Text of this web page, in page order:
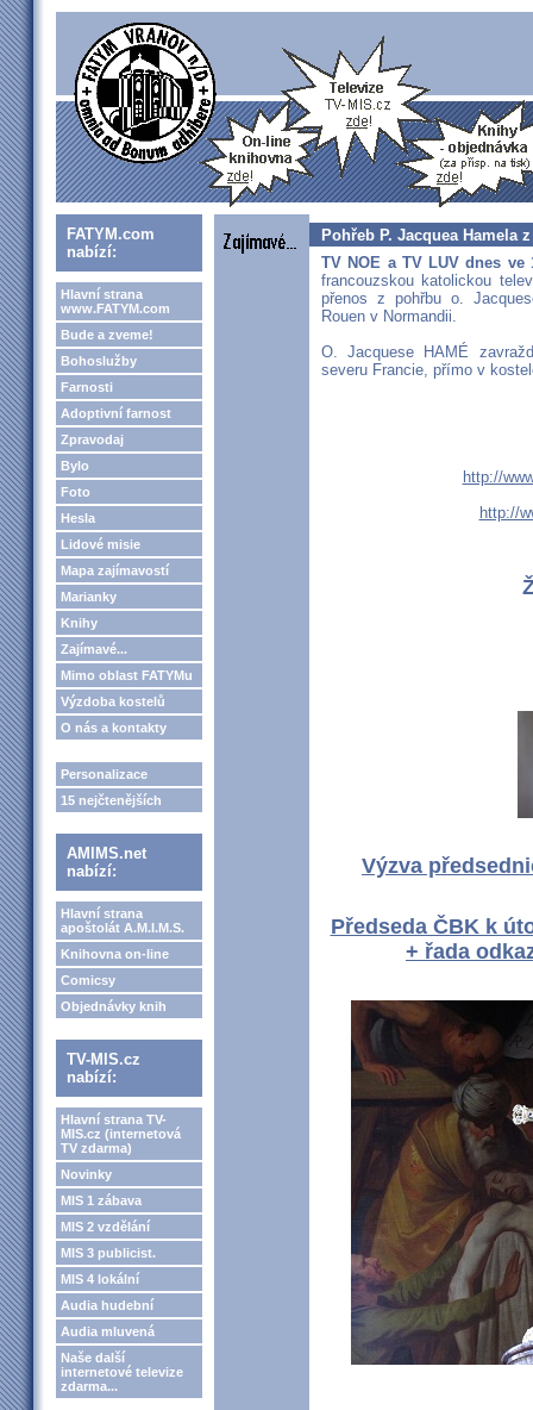
FATYM.com
nabízí:
Hlavní strana
www.FATYM.com
Bude a zveme!
Bohoslužby
Farnosti
Adoptivní farnost
Zpravodaj
Bylo
Foto
Hesla
Lidové misie
Mapa zajímavostí
Marianky
Knihy
Zajímavé...
Mimo oblast FATYMu
Výzdoba kostelů
O nás a kontakty
Personalizace
15 nejčtenějších
AMIMS.net
nabízí:
Hlavní strana
apoštolát A.M.I.M.S.
Knihovna on-line
Comicsy
Objednávky knih
TV-MIS.cz
nabízí:
Hlavní strana TV-
MIS.cz (internetová
TV zdarma)
Novinky
MIS 1 zábava
MIS 2 vzdělání
MIS 3 publicist.
MIS 4 lokální
Audia hudební
Audia mluvená
Naše další
internetové televize
zdarma...
Pohřeb P. Jacquea Hamela
TV NOE a TV LUV dnes
francouzskou katolickou
přenos z pohřbu o.
Rouen v Normandii.
O. Jacquese HAMÉ
severu Francie, přímo v
http://
http://
Výzva
Předseda ČBK k
+ řada